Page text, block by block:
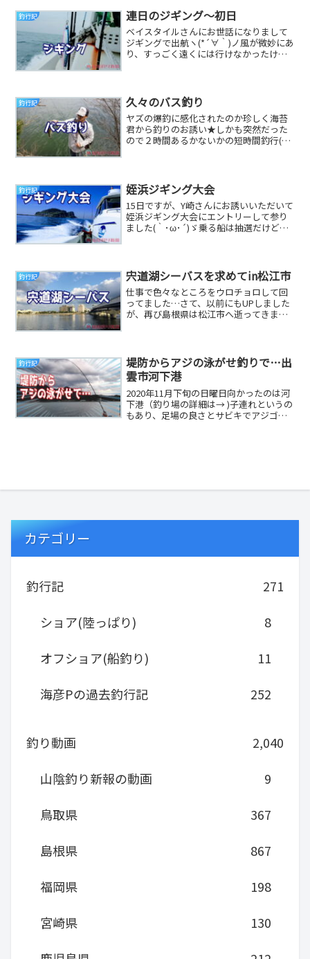
釣行記 連日のジギング～初日
ベイスタイルさんにお世話になりまして
ジギングで出航ヽ(*´∀｀)ノ風が微妙にあ
り、すっごく遠くには行けなかったけど
釣行記 久々のバス釣り
ヤズの爆釣に感化されたのか珍しく海苔
君から釣りのお誘い★しかも突然だった
ので２時間あるかないかの短時間釣行(
釣行記 姪浜ジギング大会
15日ですが、Y崎さんにお誘いいただいて
姪浜ジギング大会にエントリーして参り
ました(｀･ω･´)ゞ乗る船は抽選だけどあ
釣行記 宍道湖シーバスを求めてin松江市
仕事で色々なところをウロチョロして回
ってました…さて、以前にもUPしました
が、再び島根県は松江市へ逝ってきまし
釣行記
堤防からアジの泳がせ釣りで…出
雲市河下港
2020年11月下旬の日曜日向かったのは河
下港（釣り場の詳細は→ )子連れというの
もあり、足場の良さとサビキでアジゴく
カテゴリー
釣行記
271
ショア(陸っぱり)
8
オフショア(船釣り)
11
海彦Pの過去釣行記
252
釣り動画
2,040
山陰釣り新報の動画
9
鳥取県
367
島根県
867
福岡県
198
宮崎県
130